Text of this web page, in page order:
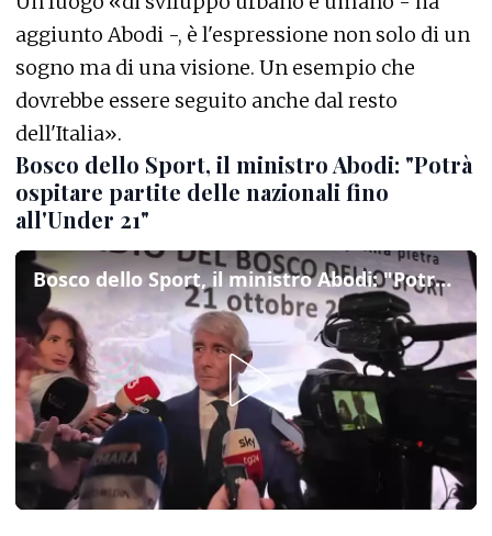
aggiunto Abodi -, è l'espressione non solo di un
sogno ma di una visione. Un esempio che
dovrebbe essere seguito anche dal resto
dell'Italia».
Bosco dello Sport, il ministro Abodi: "Potrà
ospitare partite delle nazionali fino
all'Under 21"
Bosco dello Sport, il ministro Abodi: "Potrà ospitare partite delle nazionali fino all'Under 21"